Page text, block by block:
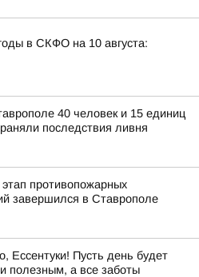
в СКФО на 10 августа:
40 человек и 15 единиц
последствия ливня
противопожарных
завершился в Ставрополе
Ессентуки! Пусть день будет
полезным, а все заботы